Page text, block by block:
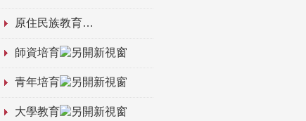
原住民族教育
師資培育
青年培育
大學教育